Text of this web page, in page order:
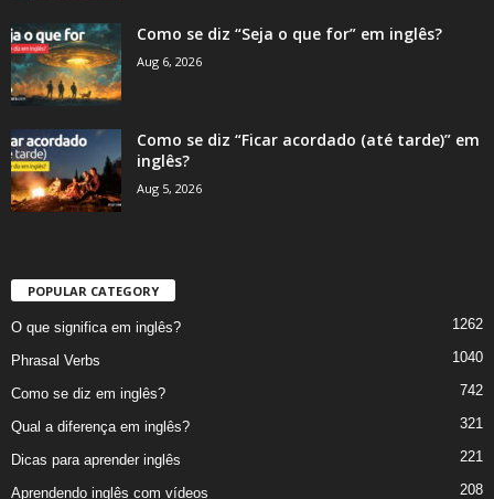
Como se diz “Seja o que for” em inglês?
Aug 6, 2026
Como se diz “Ficar acordado (até tarde)” em
inglês?
Aug 5, 2026
POPULAR CATEGORY
O que significa em inglês? 1262
Phrasal Verbs 1040
Como se diz em inglês? 742
Qual a diferença em inglês? 321
Dicas para aprender inglês 221
Aprendendo inglês com vídeos 208